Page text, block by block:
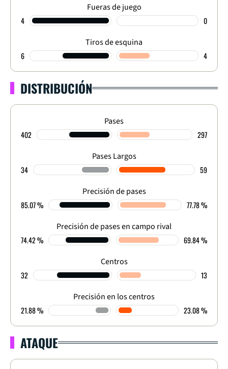
Fueras de juego
4 0
Tiros de esquina
6 4
DISTRIBUCIÓN
Pases
402 297
Pases Largos
34 59
Precisión de pases
85.07 % 77.78 %
Precisión de pases en campo rival
74.42 % 69.84 %
Centros
32 13
Precisión en los centros
21.88 % 23.08 %
ATAQUE